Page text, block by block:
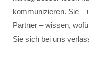
kommunizieren. Sie –
Partner – wissen,
Sie sich bei uns